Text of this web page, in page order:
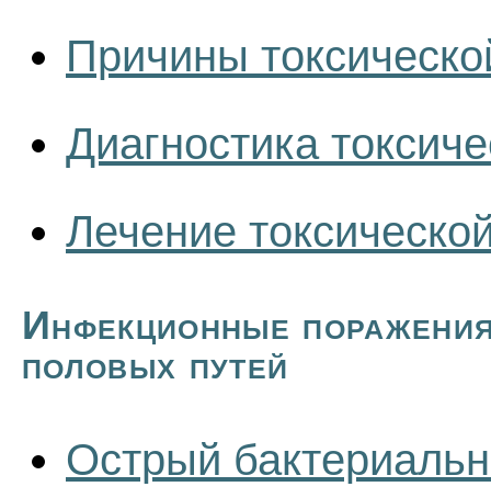
Причины
Диагностика
Лечение
Инфекционные
половых путей
Острый